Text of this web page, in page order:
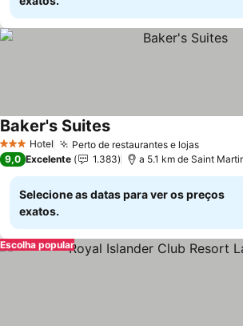
3 EstrelasHotel Perto de restaurantes e lojas
Baker's Suites
9,0 Excelente 1.383 a 5.1 km de Saint
Selecione as datas para ver os preços
exatos.
Escolha popular